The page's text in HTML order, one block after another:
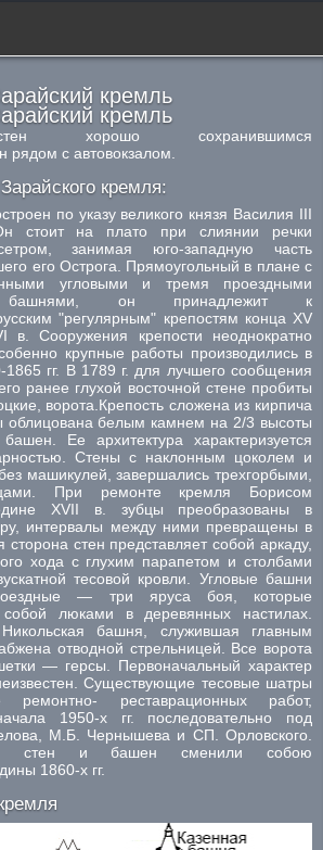
кремль
кремль
хорошо сохранившимся
рядом с автовокзалом.
кремля:
по указу великого князя Василия III
стоит на плато при слиянии речки
занимая юго-западную часть
его Острога. Прямоугольный в плане с
угловыми и тремя проездными
башнями, он принадлежит к
"регулярным" крепостям конца XV
Сооружения крепости неоднократно
крупные работы производились в
гг. В 1789 г. для лучшего сообщения
ранее глухой восточной стене пробиты
ворота.Крепость сложена из кирпича
облицована белым камнем на 2/3 высоты
Ее архитектура характеризуется
Стены с наклонным цоколем и
машикулей, завершались трехгорбыми,
При ремонте кремля Борисом
XVII в. зубцы преобразованы в
интервалы между ними превращены в
стен представляет собой аркаду,
хода с глухим парапетом и столбами
тесовой кровли. Угловые башни
— три яруса боя, которые
люками в деревянных настилах.
башня, служившая главным
отводной стрельницей. Все ворота
— герсы. Первоначальный характер
Существующие тесовые шатры
реставрационных работ,
1950-х гг. последовательно под
М.Б. Чернышева и СП. Орловского.
стен и башен сменили собою
1860-х гг.